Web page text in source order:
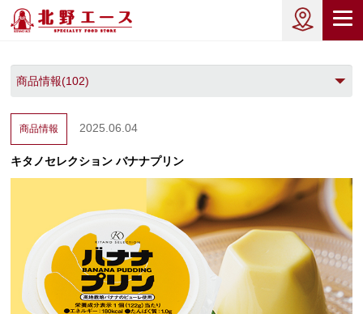
商品情報 2025.06.04
キタノセレクション バナナプリン